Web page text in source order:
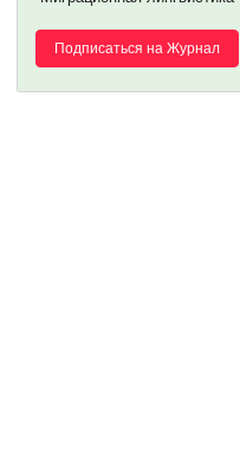
Подписаться на Журнал